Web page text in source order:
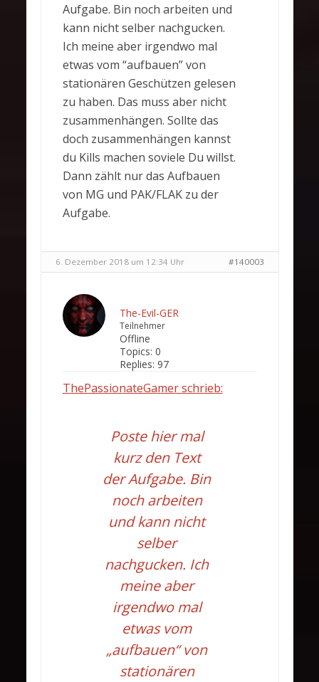
Aufgabe. Bin noch arbeiten und
kann nicht selber nachgucken.
Ich meine aber irgendwo mal
etwas vom “aufbauen” von
stationären Geschützen gelesen
zu haben. Das muss aber nicht
zusammenhängen. Sollte das
doch zusammenhängen kannst
du Kills machen soviele Du willst.
Dann zählt nur das Aufbauen
von MG und PAK/FLAK zu der
Aufgabe.
6. Dezember 2018 um 12:34 Uhr #140003
The-Evil-GER
Teilnehmer
Offline
Topics: 0
Replies: 97
ThePassionateGamer schrieb:
Poste hier mal
kurz den Text
der Aufgabe. Bin
noch arbeiten
und kann nicht
selber
nachgucken. Ich
meine aber
irgendwo mal
etwas vom
„aufbauen“ von
stationären